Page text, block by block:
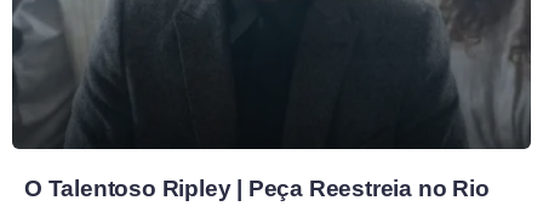
O Talentoso Ripley | Peça Reestreia no Rio